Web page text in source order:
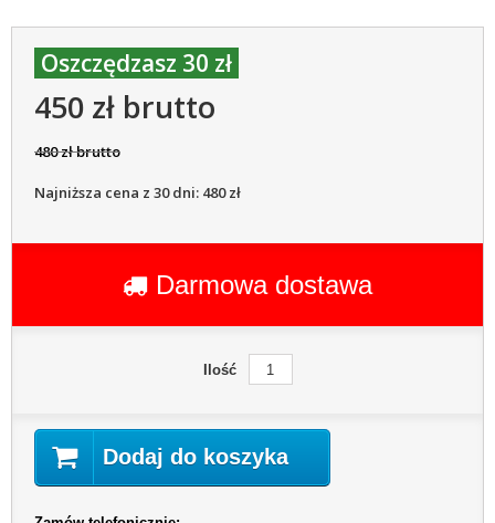
Oszczędzasz 30 zł
450 zł brutto
480 zł brutto
Najniższa cena z 30 dni: 480 zł
Darmowa dostawa
Ilość
Dodaj do koszyka